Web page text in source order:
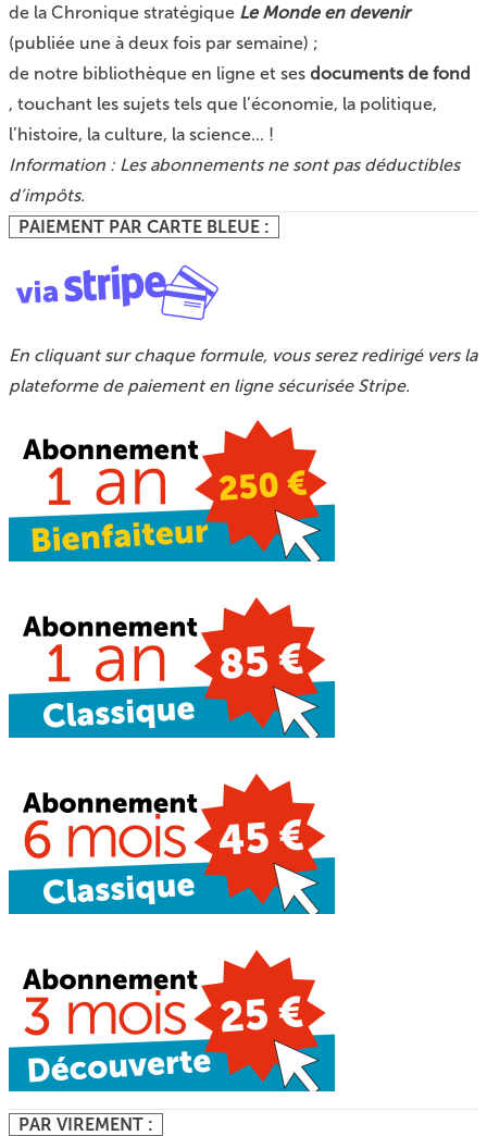
de la Chronique stratégique Le Monde en devenir
(publiée une à deux fois par semaine) ;
de notre bibliothèque en ligne et ses documents de fond
, touchant les sujets tels que l’économie, la politique,
l’histoire, la culture, la science... !
Information : Les abonnements ne sont pas déductibles
d’impôts.
PAIEMENT PAR CARTE BLEUE :
En cliquant sur chaque formule, vous serez redirigé vers la
plateforme de paiement en ligne sécurisée Stripe.
PAR VIREMENT :